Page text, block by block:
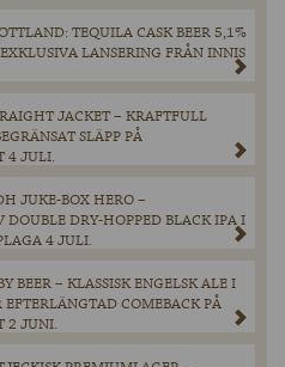
TEQUILA CASK BEER 5,1%
LANSERING FRÅN INNIS
JACKET – KRAFTFULL
SLÄPP PÅ
4 JULI.
JUKE-BOX HERO –
DRY-HOPPED BLACK IPA I
4 JULI.
BEER – KLASSISK ENGELSK ALE I
EFTERLÄNGTAD COMEBACK PÅ
2 JUNI.